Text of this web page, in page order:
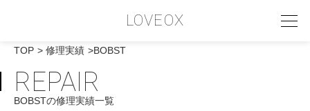
LOVEOX
PHILOSOPHY
フィロソフィー
TOP 修理実績 BOBST
REPAIR
BOBSTの修理実績一覧